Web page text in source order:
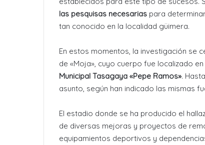
las pesquisas necesarias para
tan conocido en la localidad güimera.
En estos momentos, la investigación se
de «Moja», cuyo cuerpo fue localizado
Municipal Tasagaya «Pepe Ramos».
asunto, según han indicado las mismas
El estadio donde se ha producido el
de diversas mejoras y proyectos de
equipamientos deportivos y